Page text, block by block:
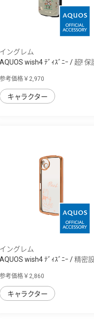
イングレム
AQUOS wish4 ﾃﾞｨｽﾞﾆｰ / 超! 保
参考価格￥2,970
キャラクター
イングレム
AQUOS wish4 ﾃﾞｨｽﾞﾆｰ / 精密
参考価格￥2,860
キャラクター